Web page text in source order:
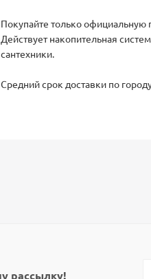
Покупайте только официальную
Действует накопительная
сантехники.
Средний срок доставки по
рассылку!